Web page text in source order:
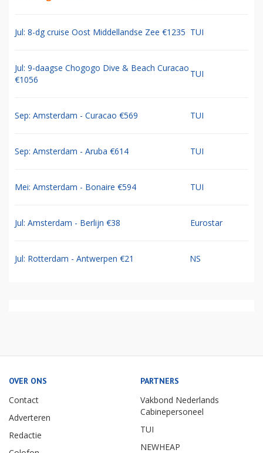
Jul: 8-dg cruise Oost Middellandse Zee €1235 TUI
Jul: 9-daagse Chogogo Dive & Beach Curacao
€1056
TUI
Sep: Amsterdam - Curacao €569 TUI
Sep: Amsterdam - Aruba €614 TUI
Mei: Amsterdam - Bonaire €594 TUI
Jul: Amsterdam - Berlijn €38 Eurostar
Jul: Rotterdam - Antwerpen €21 NS
OVER ONS
Contact
Adverteren
Redactie
PARTNERS
Vakbond Nederlands
Cabinepersoneel
TUI
NEWHEAP